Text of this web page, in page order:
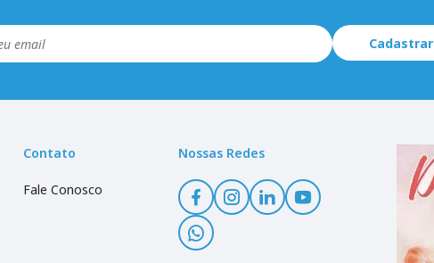
Cadastrar
Contato
Fale Conosco
Nossas Redes